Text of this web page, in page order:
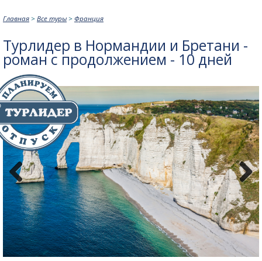
Главная > Все туры > Франция
Турлидер в Нормандии и Бретани -
роман с продолжением - 10 дней
Previous Next